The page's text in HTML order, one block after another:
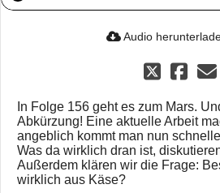
Audio
In Folge 156 geht es zum Mars.
Abkürzung! Eine aktuelle Arbeit
angeblich kommt man nun
Was da wirklich dran ist,
Außerdem klären wir die Frage:
wirklich aus Käse?